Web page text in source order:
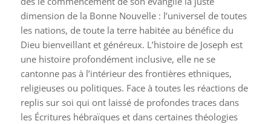
dimension de la Bonne Nouvelle : l’universel de toutes
les nations, de toute la terre habitée au bénéfice du
Dieu bienveillant et généreux. L’histoire de Joseph est
une histoire profondément inclusive, elle ne se
cantonne pas à l’intérieur des frontières ethniques,
religieuses ou politiques. Face à toutes les réactions de
replis sur soi qui ont laissé de profondes traces dans
les Écritures hébraïques et dans certaines théologies